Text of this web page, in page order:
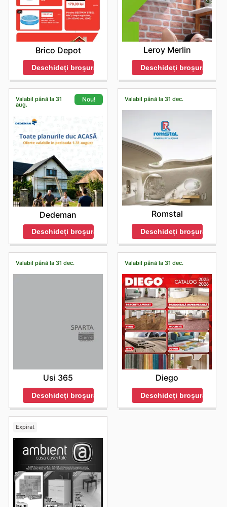
Brico Depot
Deschideți broșura
Leroy Merlin
Deschideți broșura
Valabil până la 31
aug.
Nou!
Dedeman
Deschideți broșura
Valabil până la 31 dec.
Romstal
Deschideți broșura
Valabil până la 31 dec.
Usi 365
Deschideți broșura
Valabil până la 31 dec.
Diego
Deschideți broșura
Expirat